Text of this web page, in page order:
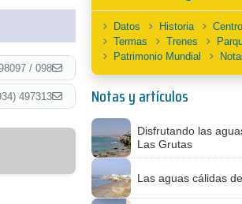
/ 098
497313
Datos Historia
Termas
Trenes
Patrimonio Mundial
Notas y artículos
Disfrutando las
Las Grutas
Las aguas cálidas